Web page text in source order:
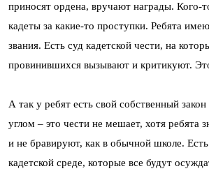
приносят ордена, вручают награды. Кого-
кадеты за какие-то проступки. Ребята
звания. Есть суд кадетской чести, на
провинившихся вызывают и критикуют.
А так у ребят есть свой собственный
углом – это чести не мешает, хотя ребята
и не бравируют, как в обычной школе.
кадетской среде, которые все будут